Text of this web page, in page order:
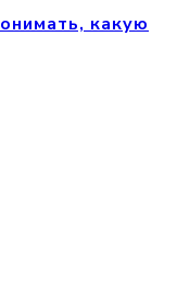
какую